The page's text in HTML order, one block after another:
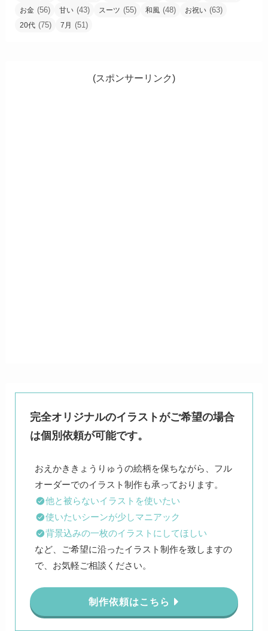
お金 (56) 甘い (43) スーツ (55) 和風 (48) お祝い (63)
20代 (75) 7月 (51)
(スポンサーリンク)
完全オリジナルのイラストがご希望の場合
は個別依頼が可能です。
おえかききょうりゅうの絵柄を保ちながら、フル
他と被らないイラストを使いたい
使いたいシーンが少しマニアック
背景込みの一枚のイラストにしてほしい
など、ご希望に沿ったイラスト制作を致しますの
で、お気軽ご相談ください。
制作依頼はこちら